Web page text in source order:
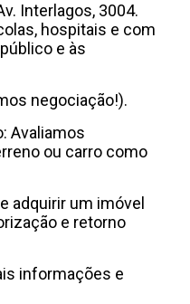
Interlagos, 3004.
hospitais e com
e às
negociação!).
Avaliamos
ou carro como
adquirir um imóvel
e retorno
informações e